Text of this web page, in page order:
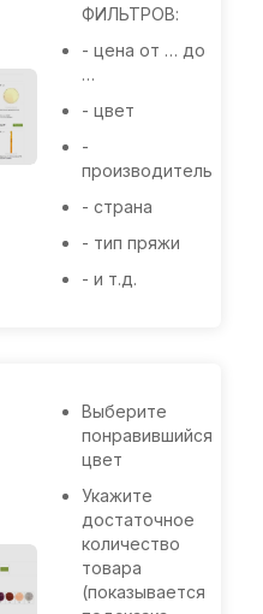
ФИЛЬТРОВ:
- цена от … до
…
- цвет
-
производитель
- страна
- тип пряжи
- и т.д.
Выберите
понравившийся
цвет
Укажите
достаточное
количество
товара
(показывается